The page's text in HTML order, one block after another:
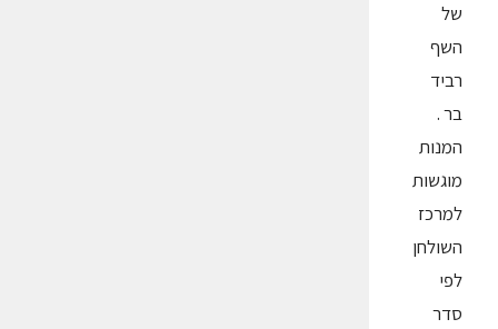
של
השף
רביד
בר .
המנות
מוגשות
למרכז
השולחן
לפי
סדר